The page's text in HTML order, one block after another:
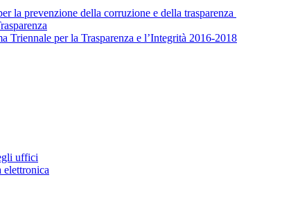
la prevenzione della corruzione e della trasparenza
Triennale per la Trasparenza e l’Integrità 2016-2018
uffici
elettronica